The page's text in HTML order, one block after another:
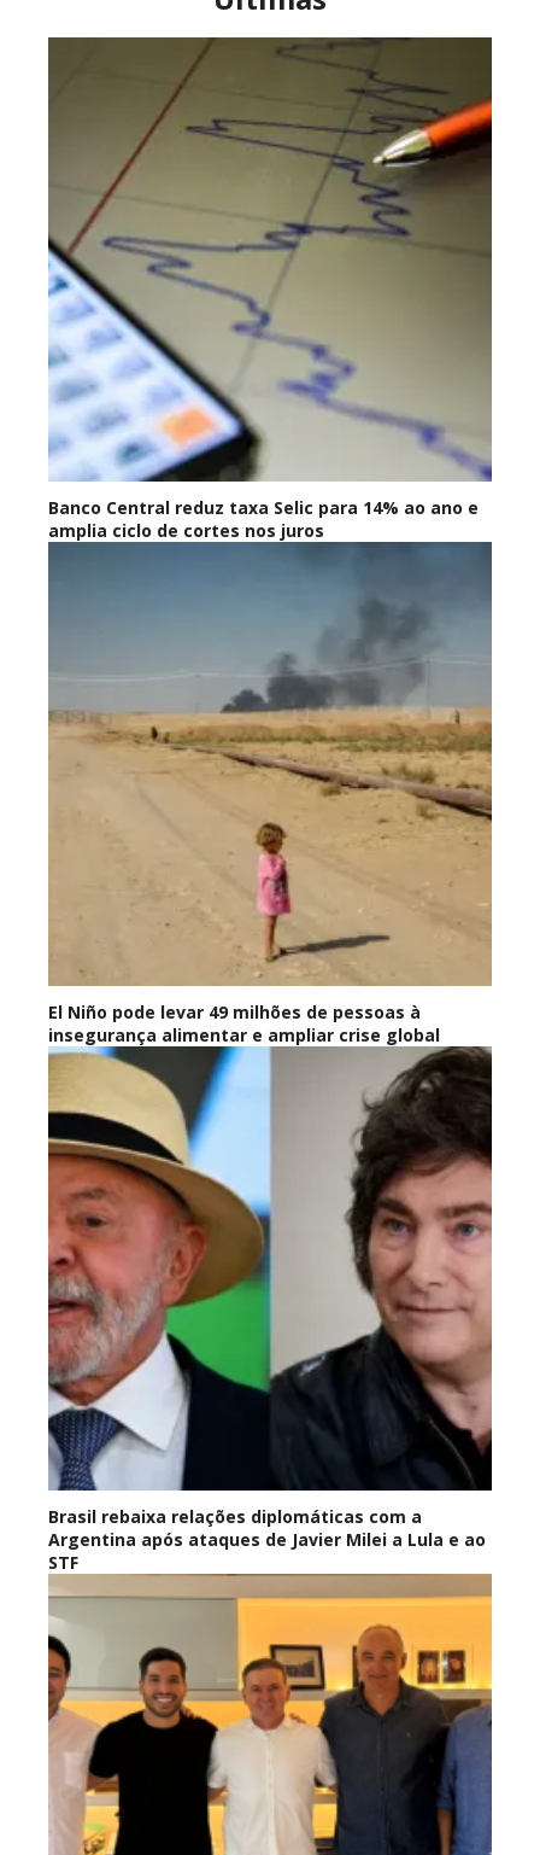
Banco Central reduz taxa Selic para 14% ao ano e
amplia ciclo de cortes nos juros
El Niño pode levar 49 milhões de pessoas à
insegurança alimentar e ampliar crise global
Brasil rebaixa relações diplomáticas com a
Argentina após ataques de Javier Milei a Lula e ao
STF